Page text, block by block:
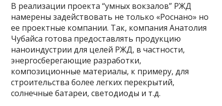
В реализации проекта “умных вокзалов” РЖД
намерены задействовать не только «Роснано» но
ее проектные компании. Так, компания Анатолия
Чубайса готова предоставлять продукцию
наноиндустрии для целей РЖД, в частности,
энергосберегающие разработки,
композиционные материалы, к примеру, для
строительства более легких перекрытий,
солнечные батареи, светодиоды и т.д.